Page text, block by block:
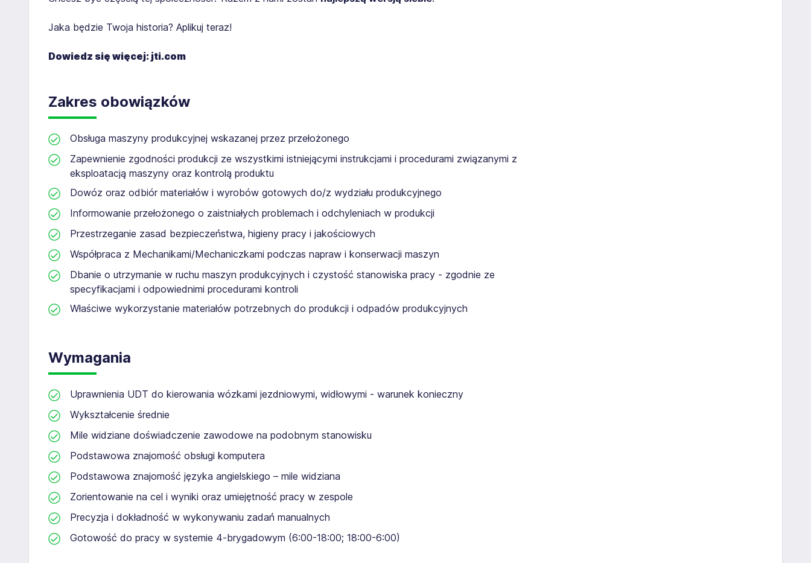
Jaka będzie Twoja historia? Aplikuj teraz!
Dowiedz się więcej: jti.com
Zakres obowiązków
Obsługa maszyny produkcyjnej wskazanej przez przełożonego
Zapewnienie zgodności produkcji ze wszystkimi istniejącymi instrukcjami i procedurami związanymi z
eksploatacją maszyny oraz kontrolą produktu
Dowóz oraz odbiór materiałów i wyrobów gotowych do/z wydziału produkcyjnego
Informowanie przełożonego o zaistniałych problemach i odchyleniach w produkcji
Przestrzeganie zasad bezpieczeństwa, higieny pracy i jakościowych
Współpraca z Mechanikami/Mechaniczkami podczas napraw i konserwacji maszyn
Dbanie o utrzymanie w ruchu maszyn produkcyjnych i czystość stanowiska pracy - zgodnie ze
specyfikacjami i odpowiednimi procedurami kontroli
Właściwe wykorzystanie materiałów potrzebnych do produkcji i odpadów produkcyjnych
Wymagania
Uprawnienia UDT do kierowania wózkami jezdniowymi, widłowymi - warunek konieczny
Wykształcenie średnie
Mile widziane doświadczenie zawodowe na podobnym stanowisku
Podstawowa znajomość obsługi komputera
Podstawowa znajomość języka angielskiego – mile widziana
Zorientowanie na cel i wyniki oraz umiejętność pracy w zespole
Precyzja i dokładność w wykonywaniu zadań manualnych
Gotowość do pracy w systemie 4-brygadowym (6:00-18:00; 18:00-6:00)